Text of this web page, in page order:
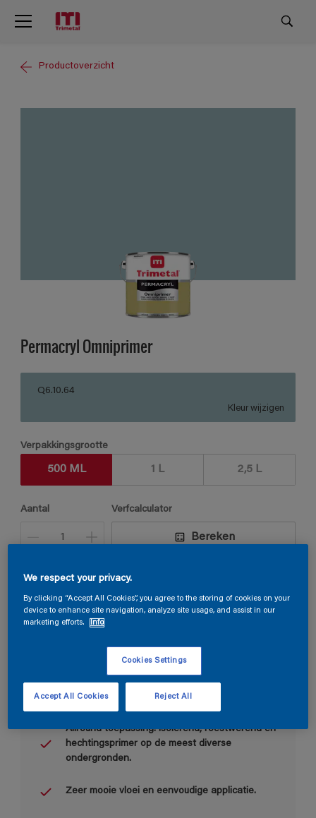
Productoverzicht
Permacryl Omniprimer
Q6.10.64
Kleur wijzigen
Verpakkingsgrootte
500 ML 1 L 2,5 L
Aantal Verfcalculator
Bereken
Vind een verkooppunt
Belangrijkste voordelen
Allround toepassing: isolerend, roestwerend en
hechtingsprimer op de meest diverse
ondergronden.
Zeer mooie vloei en eenvoudige applicatie.
We respect your privacy.
By clicking “Accept All Cookies”, you agree to the storing of cookies on your
device to enhance site navigation, analyze site usage, and assist in our
marketing efforts.
Info
Cookies Settings
Reject All
Accept All Cookies